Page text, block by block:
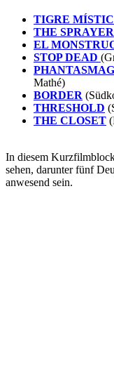
TIGRE
THE SPRAYER
EL
STOP DEAD
Mathé)
BORDER
THRESHOLD
THE CLOSET
In diesem
sehen, darunter fünf
anwesend sein.